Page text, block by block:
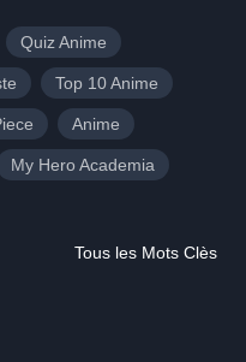
Quiz Anime
Top 10 Anime
Anime
My Hero Academia
Tous les Mots Clès